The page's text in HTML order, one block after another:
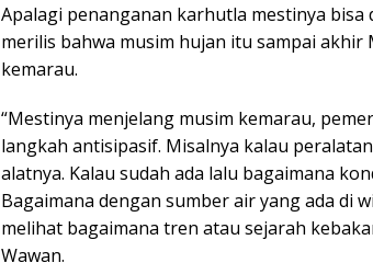
Apalagi penanganan karhutla mestinya bisa
merilis bahwa musim hujan itu sampai
kemarau.
“Mestinya menjelang musim kemarau,
langkah antisipasif. Misalnya kalau
alatnya. Kalau sudah ada lalu bagaimana
Bagaimana dengan sumber air yang ada di
melihat bagaimana tren atau sejarah
Wawan.